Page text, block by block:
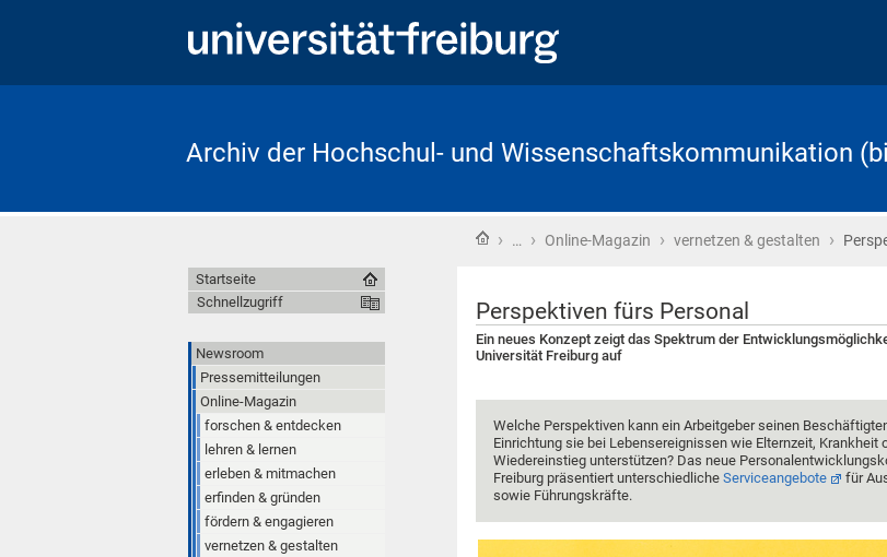
Archiv der Hochschul- und Wissenschaftskommunikation
Startseite
› … › Online-Magazin › vernetzen & gestalten ›
Perspektiven fürs Personal
Ein neues Konzept zeigt das Spektrum der
Universität Freiburg auf
Welche Perspektiven kann ein Arbeitgeber seinen
Einrichtung sie bei Lebensereignissen wie Elternzeit, Krankheit
Wiedereinstieg unterstützen? Das neue
Freiburg präsentiert unterschiedliche Serviceangebote
für
sowie Führungskräfte.
Startseite
Schnellzugriff
Newsroom
Pressemitteilungen
Online-Magazin
forschen & entdecken
lehren & lernen
erleben & mitmachen
erfinden & gründen
fördern & engagieren
vernetzen & gestalten